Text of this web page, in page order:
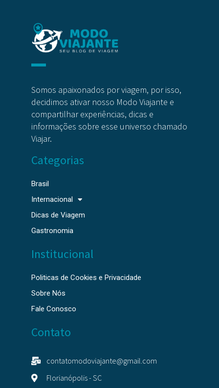
Somos apaixonados por viagem, por isso,
decidimos ativar nosso Modo Viajante e
compartilhar experiências, dicas e
informações sobre esse universo chamado
Viajar.
Categorias
Brasil
Internacional
Dicas de Viagem
Gastronomia
Institucional
Politicas de Cookies e Privacidade
Sobre Nós
Fale Conosco
Contato
contatomodoviajante@gmail.com
Florianópolis - SC